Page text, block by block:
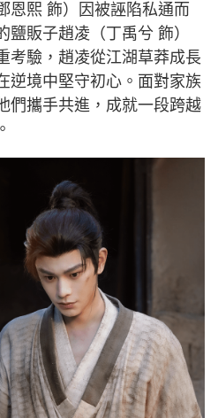
恩熙 飾）因被誣陷私通而
販子趙凌（丁禹兮 飾）
考驗，趙凌從江湖草莽成長
逆境中堅守初心。面對家族
們攜手共進，成就一段跨越